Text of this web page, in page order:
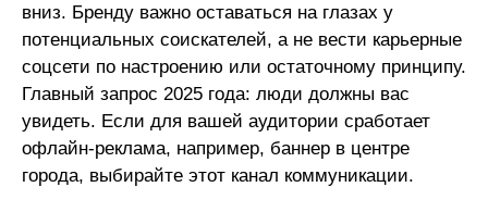
вниз. Бренду важно оставаться на глазах у
потенциальных соискателей, а не вести карьерные
соцсети по настроению или остаточному принципу.
Главный запрос 2025 года: люди должны вас
увидеть. Если для вашей аудитории сработает
офлайн-реклама, например, баннер в центре
города, выбирайте этот канал коммуникации.